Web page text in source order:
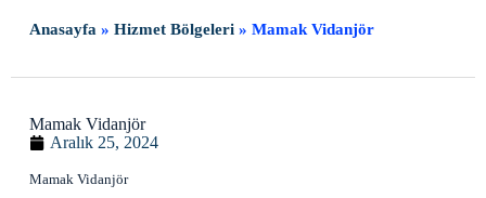
Anasayfa » Hizmet Bölgeleri» Mamak Vidanjör
Mamak Vidanjör
Aralık 25, 2024
Mamak Vidanjör